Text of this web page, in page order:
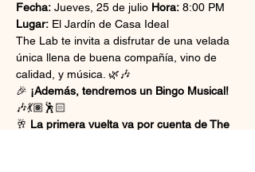
Fecha: Jueves, 25 de julio Hora: 8:00 PM
Lugar: El Jardín de Casa Ideal
The Lab te invita a disfrutar de una velada
única llena de buena compañía, vino de
calidad, y música. 🌿🎶
🎉 ¡Además, tendremos un Bingo Musical!
🎶💃🏽🕺🏻
🥂 La primera vuelta va por cuenta de The